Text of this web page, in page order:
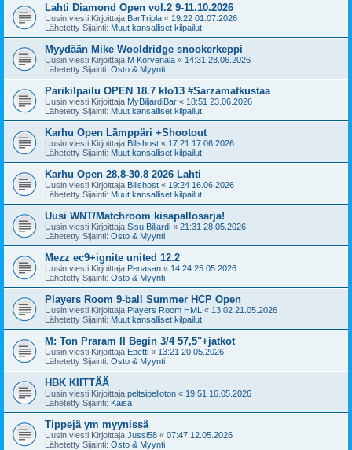
Lahti Diamond Open vol.2 9-11.10.2026
Uusin viesti Kirjoittaja BarTripla « 19:22 01.07.2026
Lähetetty Sijainti: Muut kansalliset kilpailut
Myydään Mike Wooldridge snookerkeppi
Uusin viesti Kirjoittaja M Korvenala « 14:31 28.06.2026
Lähetetty Sijainti: Osto & Myynti
Parikilpailu OPEN 18.7 klo13 #Sarzamatkustaa
Uusin viesti Kirjoittaja MyBiljardiBar « 18:51 23.06.2026
Lähetetty Sijainti: Muut kansalliset kilpailut
Karhu Open Lämppäri +Shootout
Uusin viesti Kirjoittaja Bilishost « 17:21 17.06.2026
Lähetetty Sijainti: Muut kansalliset kilpailut
Karhu Open 28.8-30.8 2026 Lahti
Uusin viesti Kirjoittaja Bilishost « 19:24 16.06.2026
Lähetetty Sijainti: Muut kansalliset kilpailut
Uusi WNT/Matchroom kisapallosarja!
Uusin viesti Kirjoittaja Sisu Biljardi « 21:31 28.05.2026
Lähetetty Sijainti: Osto & Myynti
Mezz ec9+ignite united 12.2
Uusin viesti Kirjoittaja Penasan « 14:24 25.05.2026
Lähetetty Sijainti: Osto & Myynti
Players Room 9-ball Summer HCP Open
Uusin viesti Kirjoittaja Players Room HML « 13:02 21.05.2026
Lähetetty Sijainti: Muut kansalliset kilpailut
M: Ton Praram II Begin 3/4 57,5"+jatkot
Uusin viesti Kirjoittaja Epetti « 13:21 20.05.2026
Lähetetty Sijainti: Osto & Myynti
HBK KIITTÄÄ
Uusin viesti Kirjoittaja peltsipelloton « 19:51 16.05.2026
Lähetetty Sijainti: Kaisa
Tippejä ym myynissä
Uusin viesti Kirjoittaja Jussi58 « 07:47 12.05.2026
Lähetetty Sijainti: Osto & Myynti